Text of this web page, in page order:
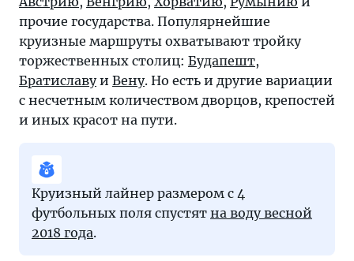
прочие государства. Популярнейшие
круизные маршруты охватывают тройку
торжественных столиц: Будапешт,
Братиславуи Вену. Но есть и другие вариации
с несчетным количеством дворцов, крепостей
и иных красот на пути.
Круизный лайнер размером с 4
футбольных поля спустят на воду весной
2018 года.